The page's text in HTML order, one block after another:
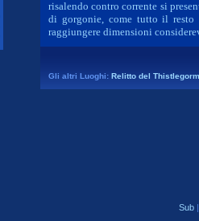
risalendo contro corrente si
di gorgonie, come tutto il resto
raggiungere dimensioni
Gli altri Luoghi: Relitto del Thistlegorm
Sub